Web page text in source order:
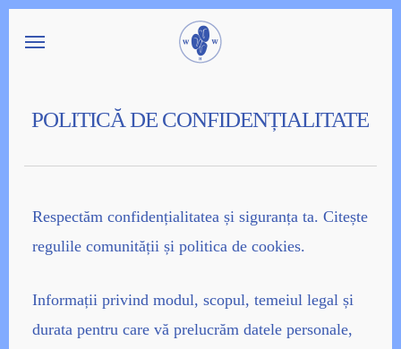
Skip
Menu
POLITICĂ DE CONFIDENȚIALITATE
Respectăm confidențialitatea și siguranța ta. Citește
regulile comunitățiiși politica de cookies.
Informații privind modul, scopul, temeiul legal și
durata pentru care vă prelucrăm datele personale,